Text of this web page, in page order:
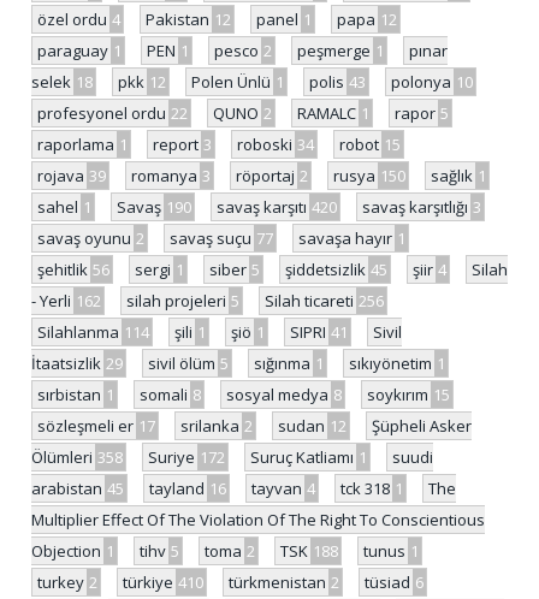
özel ordu 4 Pakistan 12 panel 1 papa 12
paraguay 1 PEN 1 pesco 2 peşmerge 1
pınar
selek 18 pkk 12 Polen Ünlü 1 polis 43 polonya 10
profesyonel ordu 22 QUNO 2 RAMALC 1 rapor 5
raporlama 1 report 3 roboski 34 robot 15
rojava 39 romanya 3 röportaj 2 rusya 150 sağlık 1
sahel 1 Savaş 190 savaş karşıtı 420 savaş karşıtlığı 3
savaş oyunu 2 savaş suçu 77 savaşa hayır 1
şehitlik 56 sergi 1 siber 5 şiddetsizlik 45 şiir 4
Silah
- Yerli 162 silah projeleri 5 Silah ticareti 256
Silahlanma 114 şili 1 şiö 1 SIPRI 41
Sivil
İtaatsizlik 29 sivil ölüm 5 sığınma 1 sıkıyönetim 1
sırbistan 1 somali 8 sosyal medya 8 soykırım 15
sözleşmeli er 17 srilanka 2 sudan 12
Şüpheli Asker
Ölümleri 358 Suriye 172 Suruç Katliamı 1
suudi
arabistan 45 tayland 16 tayvan 4 tck 318 1
The
Multiplier Effect Of The Violation Of The Right To Conscientious
Objection 1 tihv 5 toma 2 TSK 188 tunus 1
turkey 2 türkiye 410 türkmenistan 2 tüsiad 6